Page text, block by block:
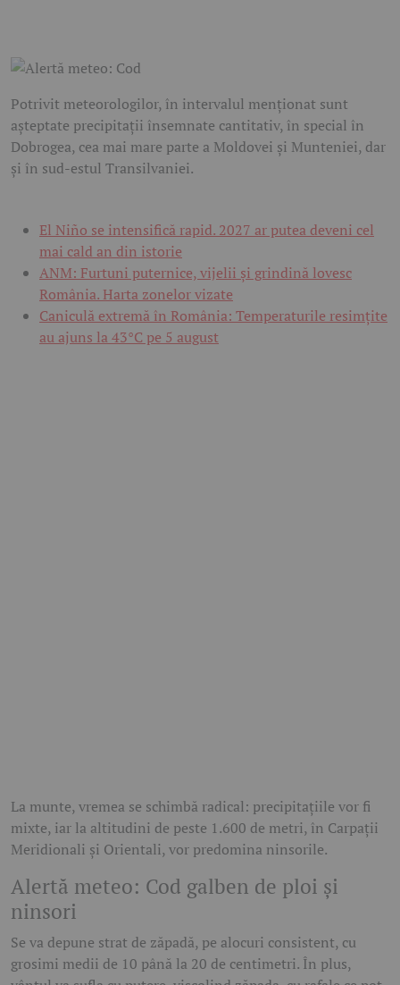
Potrivit meteorologilor, în intervalul menționat sunt
așteptate precipitații însemnate cantitativ, în special în
Dobrogea, cea mai mare parte a Moldovei și Munteniei, dar
și în sud-estul Transilvaniei.
El Niño se intensifică rapid. 2027 ar putea deveni cel
mai cald an din istorie
ANM: Furtuni puternice, vijelii și grindină lovesc
România. Harta zonelor vizate
Caniculă extremă în România: Temperaturile resimțite
au ajuns la 43°C pe 5 august
La munte, vremea se schimbă radical: precipitațiile vor fi
mixte, iar la altitudini de peste 1.600 de metri, în Carpații
Meridionali și Orientali, vor predomina ninsorile.
Alertă meteo: Cod galben de ploi și
ninsori
Se va depune strat de zăpadă, pe alocuri consistent, cu
grosimi medii de 10 până la 20 de centimetri. În plus,